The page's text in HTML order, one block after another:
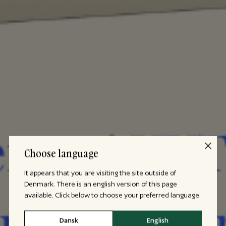
Choose language
It appears that you are visiting the site outside of
Denmark. There is an english version of this page
available. Click below to choose your preferred language.
Dansk English